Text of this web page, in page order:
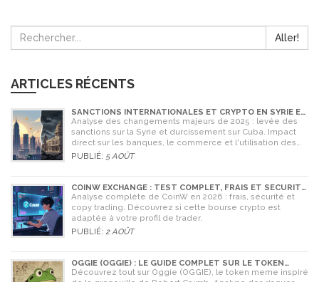
Aller!
ARTICLES RÉCENTS
SANCTIONS INTERNATIONALES ET CRYPTO EN SYRIE ET
CUBA : L'IMPACT MAJEUR DE 2025
Analyse des changements majeurs de 2025 : levée des
sanctions sur la Syrie et durcissement sur Cuba. Impact
direct sur les banques, le commerce et l'utilisation des
cryptomonnaies comme Bitcoin.
PUBLIÉ: 5 AOÛT
COINW EXCHANGE : TEST COMPLET, FRAIS ET SÉCURITÉ
EN 2026
Analyse complète de CoinW en 2026 : frais, sécurité et
copy trading. Découvrez si cette bourse crypto est
adaptée à votre profil de trader.
PUBLIÉ: 2 AOÛT
OGGIE (OGGIE) : LE GUIDE COMPLET SUR LE TOKEN
MEME DE LA GRENOUILLE
Découvrez tout sur Oggie (OGGIE), le token meme inspiré